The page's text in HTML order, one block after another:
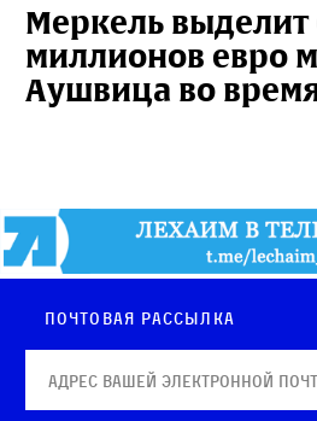
Меркель выделит
миллионов евро
Аушвица во
Почтовая рассылка